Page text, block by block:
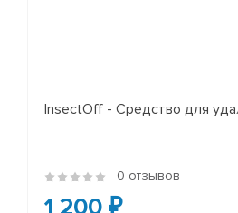
InsectOff - Средство для
0 отзывов